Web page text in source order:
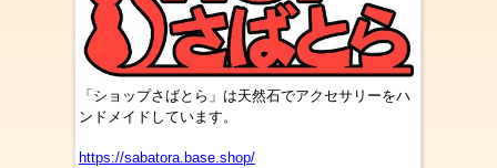
「ショップさばとら」は天然石でアクセサリーをハ
ンドメイドしています。
https://sabatora.base.shop/